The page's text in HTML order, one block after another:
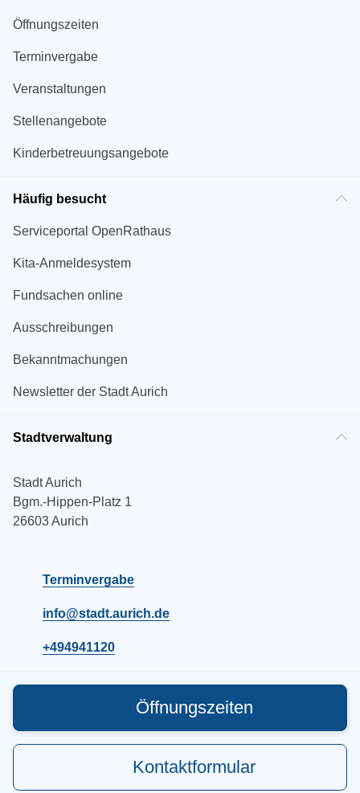
Öffnungszeiten
Terminvergabe
Veranstaltungen
Stellenangebote
Kinderbetreuungsangebote
Häufig besucht
Serviceportal OpenRathaus
Kita-Anmeldesystem
Fundsachen online
Ausschreibungen
Bekanntmachungen
Newsletter der Stadt Aurich
Stadtverwaltung
Stadt Aurich
Bgm.-Hippen-Platz 1
26603 Aurich
Terminvergabe
info@stadt.aurich.de
+494941120
Öffnungszeiten
Kontaktformular